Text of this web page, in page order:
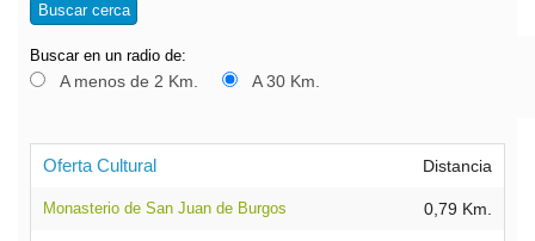
Buscar cerca
Buscar en un radio de:
A menos de 2 Km. A 30 Km.
Oferta Cultural Distancia
Monasterio de San Juan de Burgos 0,79 Km.